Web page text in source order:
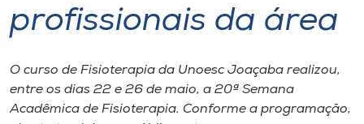
A
Unoesc
Internacionalização
profissionais da área
O curso de Fisioterapia da Unoesc Joaçaba realizou,
entre os dias 22 e 26 de maio, a 20ª Semana
Acadêmica de Fisioterapia. Conforme a programação,